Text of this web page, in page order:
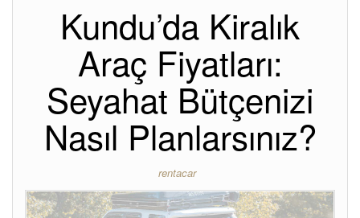
Kundu’da Kiralık
Araç Fiyatları:
Seyahat Bütçenizi
Nasıl Planlarsınız?
rentacar